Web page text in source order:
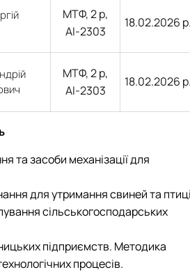
МТФ, 2 р,
АІ-2303
18.02.2026
МТФ, 2 р,
АІ-2303
18.02.2026
та засоби механізації для
для утримання свиней та
сільськогосподарських
підприємств. Методика
процесів.